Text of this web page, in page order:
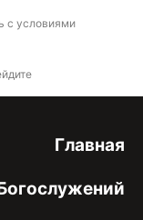
с условиями
Главная